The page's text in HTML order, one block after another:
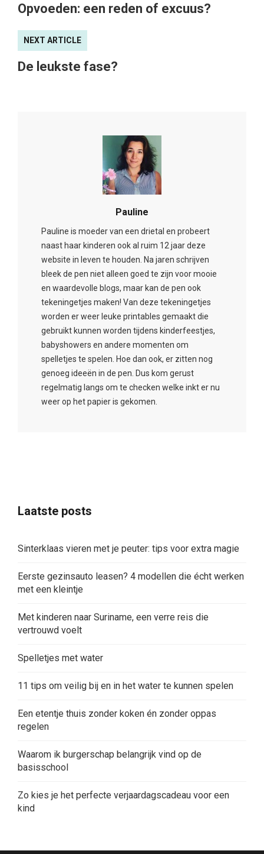
Opvoeden: een reden of excuus?
NEXT ARTICLE
De leukste fase?
Pauline
Pauline is moeder van een drietal en probeert
naast haar kinderen ook al ruim 12 jaar deze
website in leven te houden. Na jaren schrijven
bleek de pen niet alleen goed te zijn voor mooie
en waardevolle blogs, maar kan de pen ook
tekeningetjes maken! Van deze tekeningetjes
worden er weer leuke printables gemaakt die
gebruikt kunnen worden tijdens kinderfeestjes,
babyshowers en andere momenten om
spelletjes te spelen. Hoe dan ook, er zitten nog
genoeg ideeën in de pen. Dus kom gerust
regelmatig langs om te checken welke inkt er nu
weer op het papier is gekomen.
Laatste posts
Sinterklaas vieren met je peuter: tips voor extra magie
Eerste gezinsauto leasen? 4 modellen die écht werken
met een kleintje
Met kinderen naar Suriname, een verre reis die
vertrouwd voelt
Spelletjes met water
11 tips om veilig bij en in het water te kunnen spelen
Een etentje thuis zonder koken én zonder oppas
regelen
Waarom ik burgerschap belangrijk vind op de
basisschool
Zo kies je het perfecte verjaardagscadeau voor een
kind